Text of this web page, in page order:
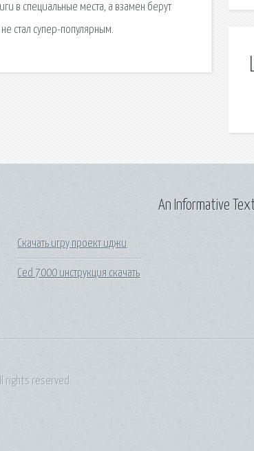
в специальные места, а взамен берут
стал супер-популярным.
Скачать игру проект иджи
Ced 7000 инструкция скачать
An Informative
rights reserved.